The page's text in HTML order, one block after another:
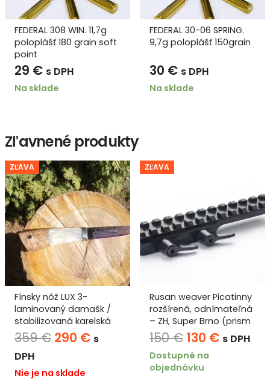
FEDERAL 308 WIN. 11,7g
poloplášť 180 grain soft
point
29 € s DPH
Na sklade
FEDERAL 30-06 SPRING.
9,7g poloplášť 150grain
30 € s DPH
Na sklade
Zľavnené produkty
ZĽAVA
Fínsky nôž LUX 3-
laminovaný damašk /
stabilizovaná karelská
breza/ zvierací kel
359€ Pôvodná
bola:
290 €Aktuálna
s
DPH
Nie je na sklade
ZĽAVA
Rusan weaver Picatinny
rozšírená, odnímateľná
– ZH, Super Brno (prism
14,5 mm)
rýchloupínacia QR
150€ Pôvodná
cena
bola:
130 € s DPH
Dostupné na
objednávku